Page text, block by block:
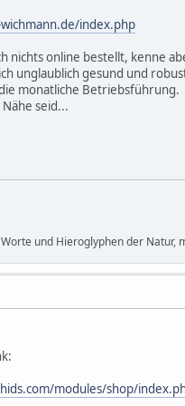
index.php
nichts online bestellt, kenne
unglaublich gesund und
monatliche Betriebsführung.
seid...
und Hieroglyphen der Natur,
modules/shop/